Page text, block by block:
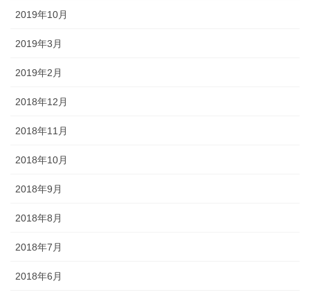
2019年10月
2019年3月
2019年2月
2018年12月
2018年11月
2018年10月
2018年9月
2018年8月
2018年7月
2018年6月